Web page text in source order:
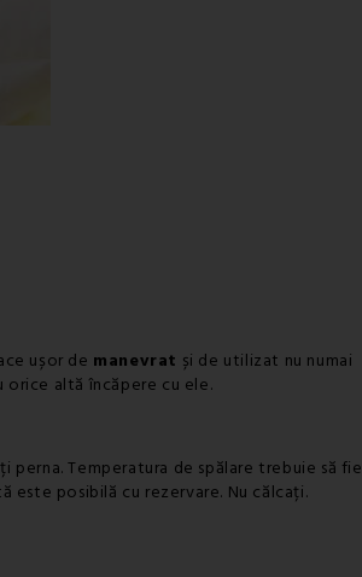
ușor de manevrat și de utilizat nu numai
orice altă încăpere cu ele.
perna. Temperatura de spălare trebuie să fie
este posibilă cu rezervare. Nu călcați.